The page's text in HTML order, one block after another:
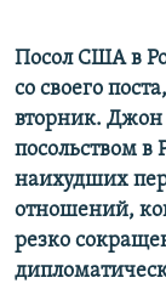
Посол США в
со своего поста,
вторник.
посольством в
наихудших
отношений,
резко